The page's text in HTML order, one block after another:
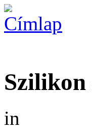
Szilikon
in